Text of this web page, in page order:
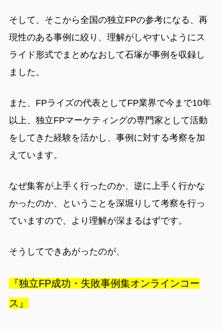
そして、そこから全国の独立FPの参考になる、再
現性のある事例に絞り、理解がしやすいようにス
ライド形式でまとめなおして石塚が事例を収録し
ました。
また、FPライズの代表としてFP業界で今まで10年
以上、独立FPマーケティングの専門家として活動
をしてきた経験を活かし、事例に対する考察を加
えています。
なぜ集客が上手く行ったのか、逆に上手く行かな
かったのか、ということを深堀りして考察を行っ
ていますので、より理解が深まるはずです。
そうしてできあがったのが、
『独立FP成功・失敗事例集オンラインコー
ス』